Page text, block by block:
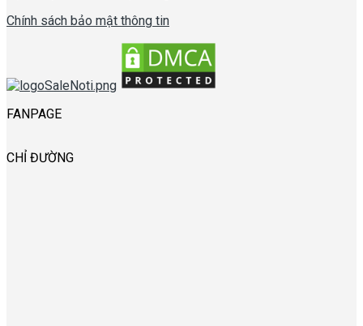
Chính sách bảo mật thông tin
FANPAGE
CHỈ ĐƯỜNG